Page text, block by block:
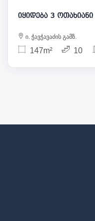
ი. ჭავჭავაძის გამზ.
147m² 10